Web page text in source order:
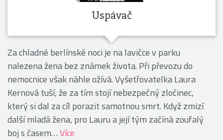
Uspávač
Za chladné berlínské noci je na lavičce v parku
nalezena žena bez známek života. Při převozu do
nemocnice však náhle ožívá. Vyšetřovatelka Laura
Kernová tuší, že za tím stojí nebezpečný zločinec,
který si dal za cíl porazit samotnou smrt. Když zmizí
další mladá žena, pro Lauru a její tým začíná zoufalý
boj s časem…Více